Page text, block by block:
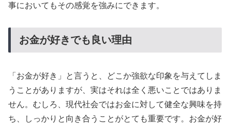
事においてもその感覚を強みにできます。
お金が好きでも良い理由
「お金が好き」と言うと、どこか強欲な印象を与えてしま
うことがありますが、実はそれは全く悪いことではありま
せん。むしろ、現代社会ではお金に対して健全な興味を持
ち、しっかりと向き合うことがとても重要です。お金が好